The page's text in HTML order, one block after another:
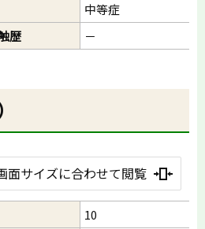
中等症
歴
－
面サイズに合わせて閲覧
10